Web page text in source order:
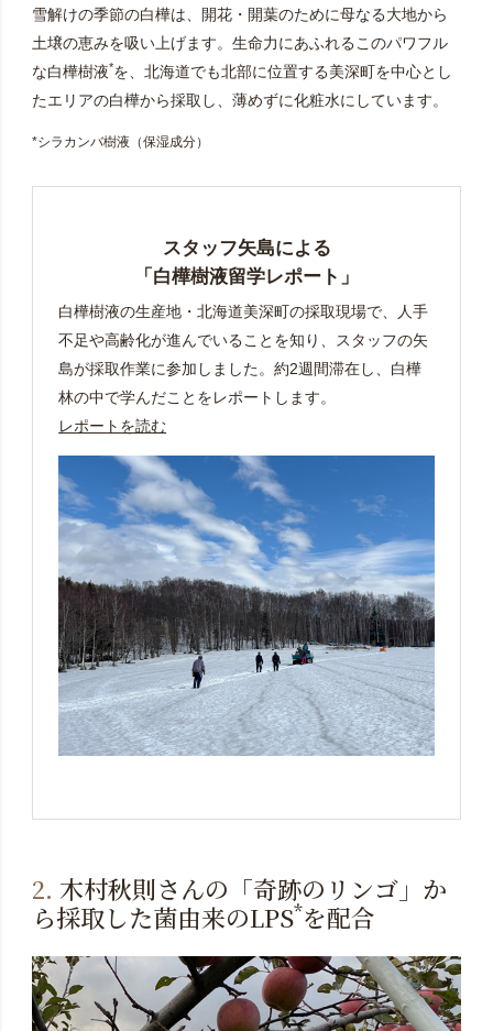
雪解けの季節の白樺は、開花・開葉のために母なる大地から
土壌の恵みを吸い上げます。生命力にあふれるこのパワフル
な白樺樹液*を、北海道でも北部に位置する美深町を中心とし
たエリアの白樺から採取し、薄めずに化粧水にしています。
*シラカンバ樹液（保湿成分）
スタッフ矢島による
「白樺樹液留学レポート」
白樺樹液の生産地・北海道美深町の採取現場で、人手
不足や高齢化が進んでいることを知り、スタッフの矢
島が採取作業に参加しました。約2週間滞在し、白樺
林の中で学んだことをレポートします。
レポートを読む
2. 木村秋則さんの「奇跡のリンゴ」か
ら採取した菌由来のLPS*を配合